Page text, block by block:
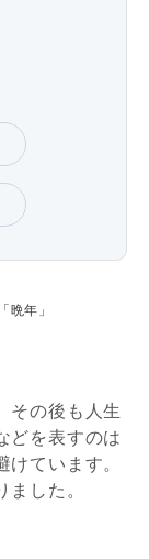
晩年」
その後も人生
どを表すのは
ています。
した。